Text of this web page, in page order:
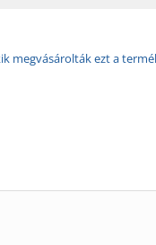
megvásárolták ezt a